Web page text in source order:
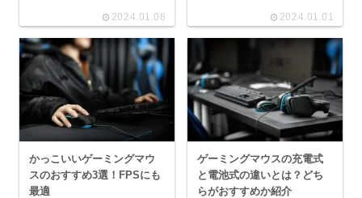
2024.01.08 2024.01.01
かっこいいゲーミングマウ
スのおすすめ3選！FPSにも
最適
ゲーミングマウスの充電式
と電池式の違いとは？どち
らがおすすめか紹介